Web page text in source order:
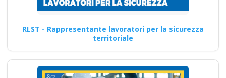
RLST - Rappresentante lavoratori per la sicurezza
territoriale